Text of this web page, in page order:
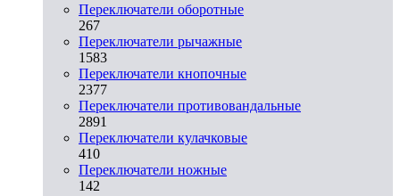
Переключатели оборотные
267
Переключатели рычажные
1583
Переключатели кнопочные
2377
Переключатели противовандальные
2891
Переключатели кулачковые
410
Переключатели ножные
142